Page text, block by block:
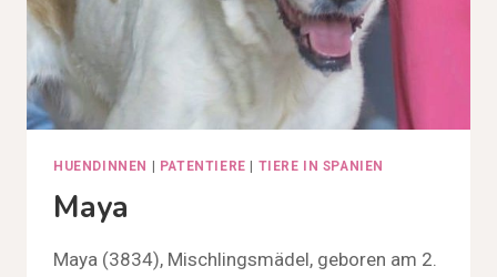
HUENDINNEN PATENTIERE TIERE IN SPANIEN
Maya
Maya (3834), Mischlingsmädel, geboren am 2.